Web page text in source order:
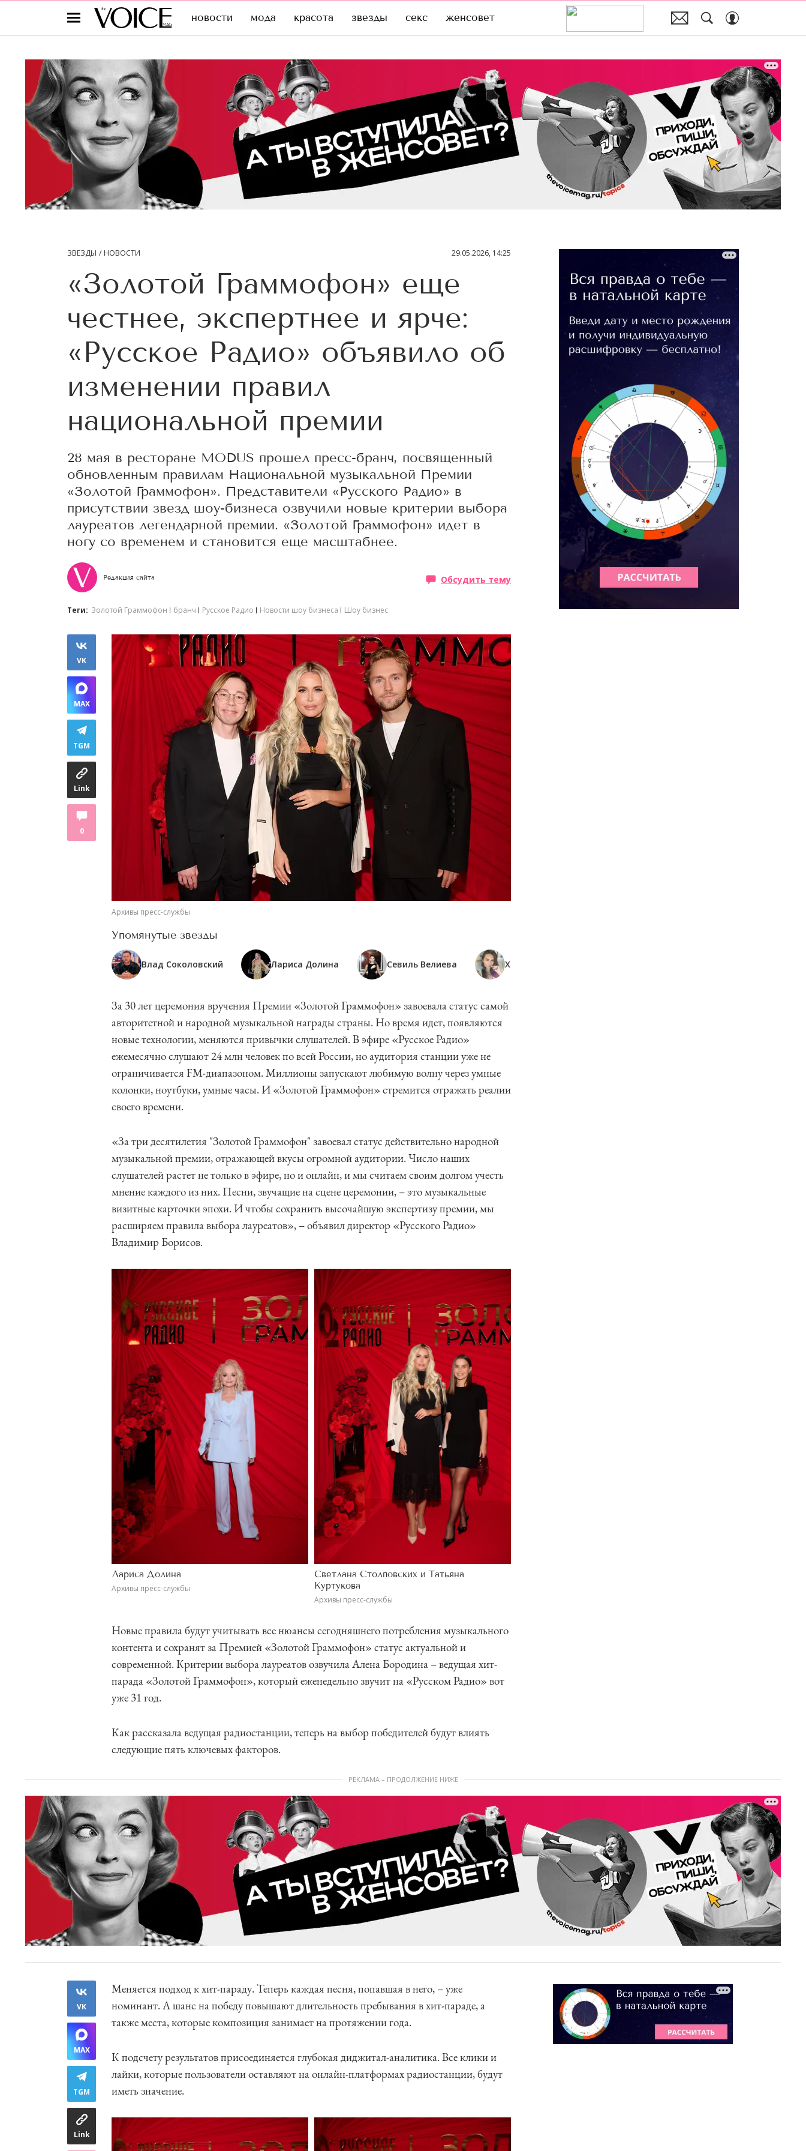
новости мода красота звезды секс женсовет
ЗВЕЗДЫ НОВОСТИ 29.05.2026, 14:25
«Золотой Граммофон» еще
честнее, экспертнее и ярче:
«Русское Радио» объявило об
изменении правил
национальной премии
28 мая в ресторане MODUS прошел пресс-бранч, посвященный
обновленным правилам Национальной музыкальной Премии
«Золотой Граммофон». Представители «Русского Радио» в
присутствии звезд шоу-бизнеса озвучили новые критерии выбора
лауреатов легендарной премии. «Золотой Граммофон» идет в
ногу со временем и становится еще масштабнее.
Редакция сайта Обсудить тему
Теги: Золотой Граммофон бранч Русское Радио Новости шоу бизнеса Шоу бизнес
VK
MAX
TGM
Link
0
Архивы пресс-службы
Упомянутые звезды
Влад Соколовский Лариса Долина Севиль Велиева Ханна
За 30 лет церемония вручения Премии «Золотой Граммофон» завоевала статус самой
авторитетной и народной музыкальной награды страны. Но время идет, появляются
новые технологии, меняются привычки слушателей. В эфире «Русское Радио»
ежемесячно слушают 24 млн человек по всей России, но аудитория станции уже не
ограничивается FM-диапазоном. Миллионы запускают любимую волну через умные
колонки, ноутбуки, умные часы. И «Золотой Граммофон» стремится отражать реалии
своего времени.
«За три десятилетия "Золотой Граммофон" завоевал статус действительно народной
музыкальной премии, отражающей вкусы огромной аудитории. Число наших
слушателей растет не только в эфире, но и онлайн, и мы считаем своим долгом учесть
мнение каждого из них. Песни, звучащие на сцене церемонии, – это музыкальные
визитные карточки эпохи. И чтобы сохранить высочайшую экспертизу премии, мы
расширяем правила выбора лауреатов», – объявил директор «Русского Радио»
Владимир Борисов.
Лариса Долина
Архивы пресс-службы
Светлана Столповских и Татьяна
Куртукова
Архивы пресс-службы
Новые правила будут учитывать все нюансы сегодняшнего потребления музыкального
контента и сохранят за Премией «Золотой Граммофон» статус актуальной и
современной. Критерии выбора лауреатов озвучила Алена Бородина – ведущая хит-
парада «Золотой Граммофон», который еженедельно звучит на «Русском Радио» вот
уже 31 год.
Как рассказала ведущая радиостанции, теперь на выбор победителей будут влиять
следующие пять ключевых факторов.
РЕКЛАМА – ПРОДОЛЖЕНИЕ НИЖЕ
VK
MAX
TGM
Link
Меняется подход к хит-параду. Теперь каждая песня, попавшая в него, – уже
номинант. А шанс на победу повышают длительность пребывания в хит-параде, а
также места, которые композиция занимает на протяжении года.
К подсчету результатов присоединяется глубокая диджитал-аналитика. Все клики и
лайки, которые пользователи оставляют на онлайн-платформах радиостанции, будут
иметь значение.